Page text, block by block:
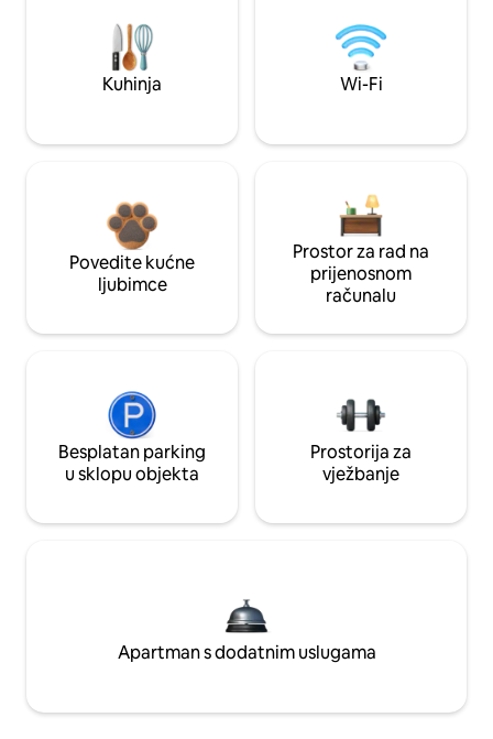
Kuhinja Wi-Fi
Povedite kućne
ljubimce
Prostor za rad na
prijenosnom
računalu
Besplatan parking
u sklopu objekta
Prostorija za
vježbanje
Apartman s dodatnim uslugama